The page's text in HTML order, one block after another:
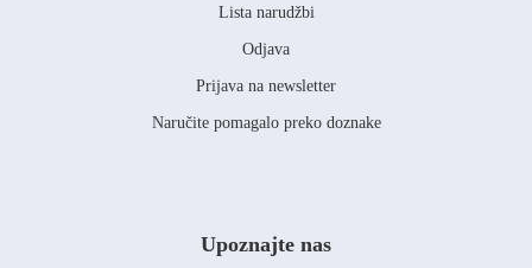
Lista narudžbi
Odjava
Prijava na newsletter
Naručite pomagalo preko doznake
Upoznajte nas